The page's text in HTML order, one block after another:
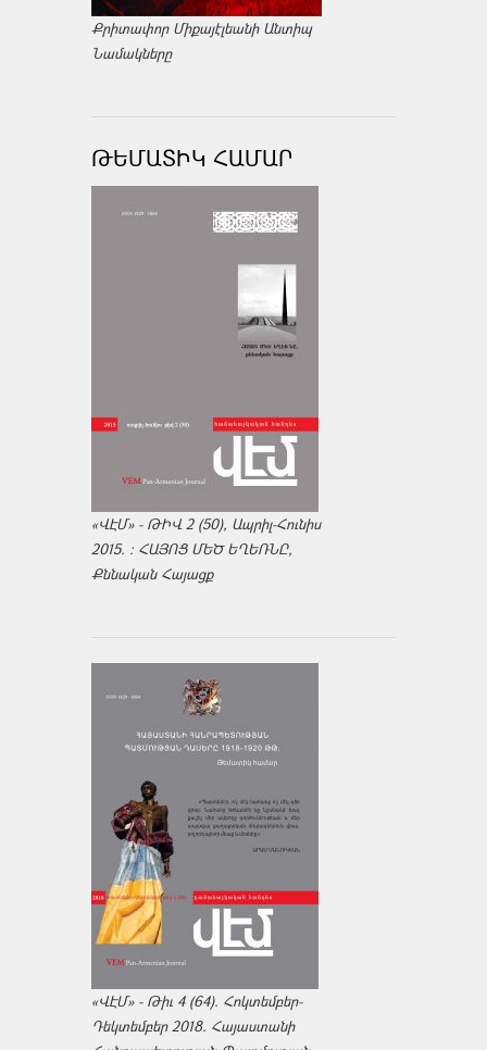
Քրիտափոր Միքայէլեանի Անտիպ
Նամակները
ԹԵՄԱՏԻԿ ՀԱՄԱՐ
«ՎԷՄ» - ԹԻՎ 2 (50), Ապրիլ-Հունիս
2015. : ՀԱՅՈՑ ՄԵԾ ԵՂԵՌՆԸ,
Քննական Հայացք
«ՎԷՄ» - Թիւ 4 (64). Հոկտեմբեր-
Դեկտեմբեր 2018. Հայաստանի